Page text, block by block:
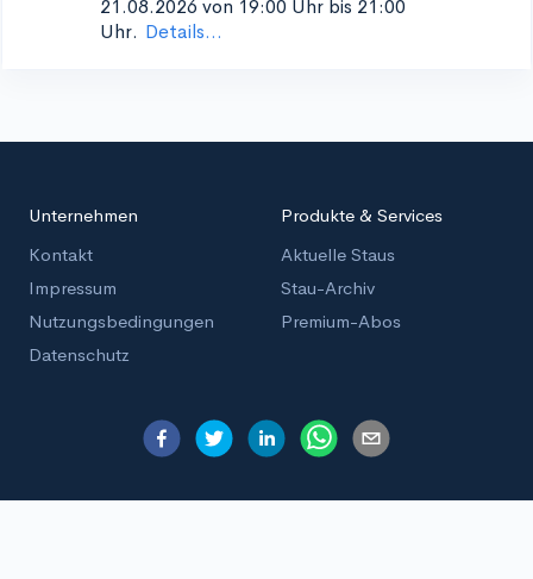
21.08.2026 von 19:00 Uhr bis 21:00
Uhr. Details...
Unternehmen
Kontakt
Impressum
Nutzungsbedingungen
Datenschutz
Produkte & Services
Aktuelle Staus
Stau-Archiv
Premium-Abos